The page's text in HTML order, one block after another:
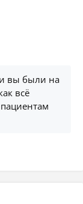
вы были на
всё